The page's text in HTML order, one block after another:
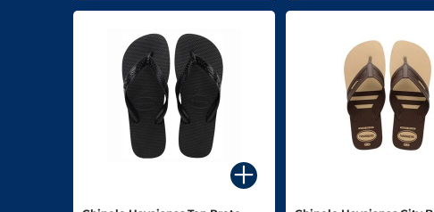
Carnes, Aves E Peixes
Frios E Laticínios
Higiene E Beleza